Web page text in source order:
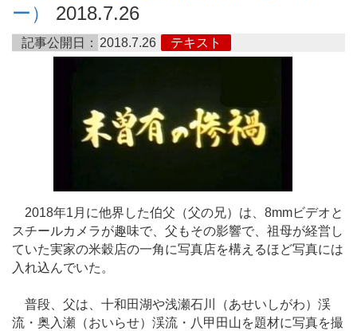
ー）
2018.7.26
記事公開日： 2018.7.26 テキスト
2018年1月に他界した伯父（父の兄）は、8mmビデオと
スチールカメラが趣味で、父もその影響で、祖母が経営し
ていた実家の米穀店の一角に写真店を構えるほど写真には
入れ込んでいた。
普段、父は、十和田湖や浅瀬石川（あせいしがわ）渓
流・奥入瀬（おいらせ）渓流・八甲田山を題材に写真を撮